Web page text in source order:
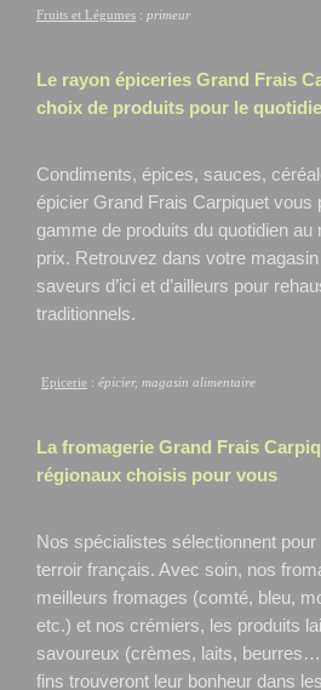
Fruits et Légumes : primeur
Le rayon épiceries Grand Frais
choix de produits pour le
Condiments, épices, sauces,
épicier Grand Frais Carpiquet vous
gamme de produits du quotidien au
prix. Retrouvez dans votre
saveurs d’ici et d’ailleurs pour
traditionnels.
Epicerie : épicier, magasin alimentaire
La fromagerie Grand Frais
régionaux choisis pour vous
Nos spécialistes sélectionnent
terroir français. Avec soin, nos
meilleurs fromages (comté, bleu,
etc.) et nos crémiers, les produits
savoureux (crèmes, laits,
fins trouveront leur bonheur dans